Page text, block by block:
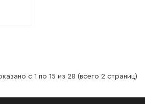
с 1 по 15 из 28 (всего 2 страниц)